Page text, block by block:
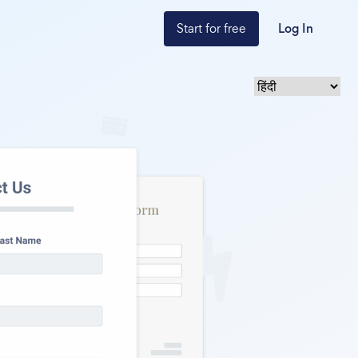
Start for free Log In